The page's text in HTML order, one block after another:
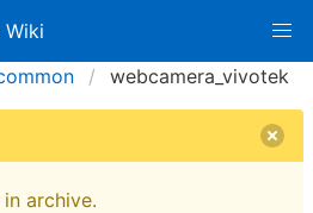
Wiki
webcamera_vivotek
archive.